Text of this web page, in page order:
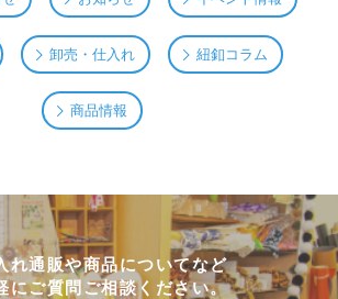
卸売・仕入れ 紐釦コラム
商品情報
れ通販や商品についてなど
にご質問ご相談ください。